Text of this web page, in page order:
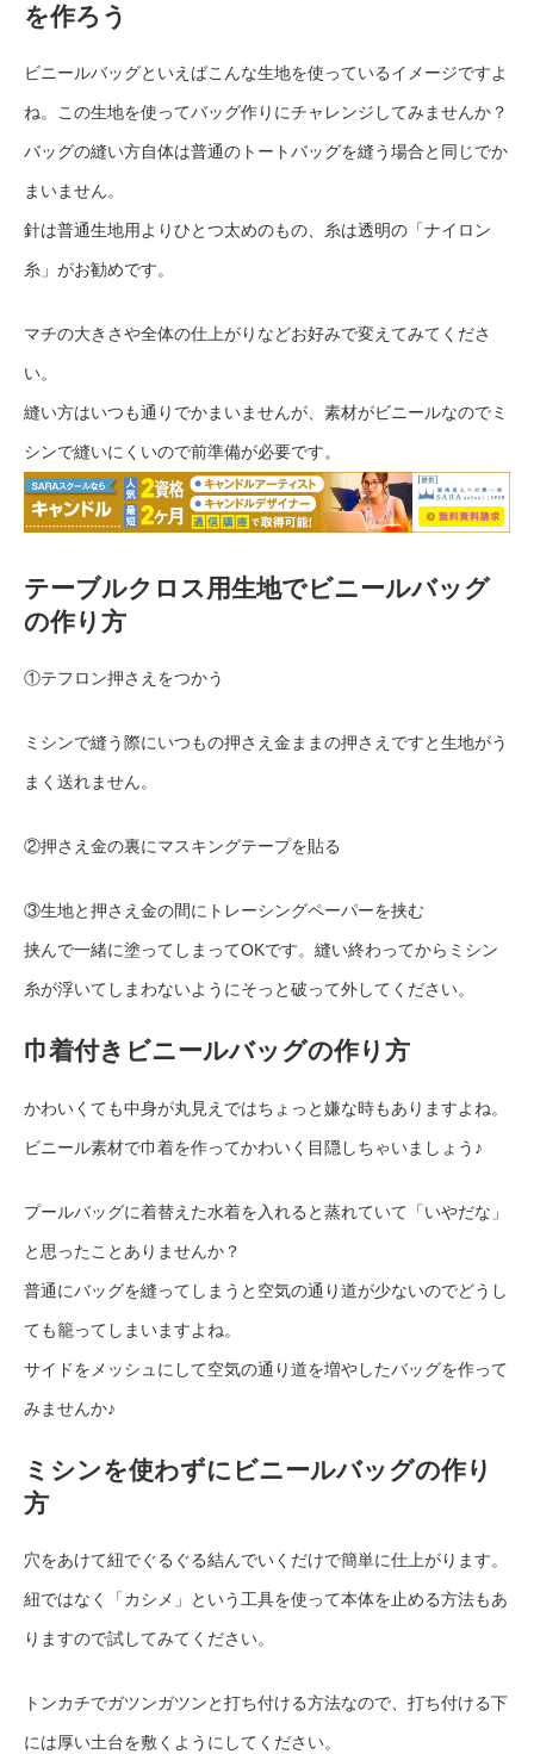
を作ろう
ビニールバッグといえばこんな生地を使っているイメージですよ
ね。この生地を使ってバッグ作りにチャレンジしてみませんか？
バッグの縫い方自体は普通のトートバッグを縫う場合と同じでか
まいません。
針は普通生地用よりひとつ太めのもの、糸は透明の「ナイロン
糸」がお勧めです。
マチの大きさや全体の仕上がりなどお好みで変えてみてくださ
い。
縫い方はいつも通りでかまいませんが、素材がビニールなのでミ
シンで縫いにくいので前準備が必要です。
テーブルクロス用生地でビニールバッグ
の作り方
①テフロン押さえをつかう
ミシンで縫う際にいつもの押さえ金ままの押さえですと生地がう
まく送れません。
②押さえ金の裏にマスキングテープを貼る
③生地と押さえ金の間にトレーシングペーパーを挟む
挟んで一緒に塗ってしまってOKです。縫い終わってからミシン
糸が浮いてしまわないようにそっと破って外してください。
巾着付きビニールバッグの作り方
かわいくても中身が丸見えではちょっと嫌な時もありますよね。
ビニール素材で巾着を作ってかわいく目隠しちゃいましょう♪
プールバッグに着替えた水着を入れると蒸れていて「いやだな」
と思ったことありませんか？
普通にバッグを縫ってしまうと空気の通り道が少ないのでどうし
ても籠ってしまいますよね。
サイドをメッシュにして空気の通り道を増やしたバッグを作って
みませんか♪
ミシンを使わずにビニールバッグの作り
方
穴をあけて紐でぐるぐる結んでいくだけで簡単に仕上がります。
紐ではなく「カシメ」という工具を使って本体を止める方法もあ
りますので試してみてください。
トンカチでガツンガツンと打ち付ける方法なので、打ち付ける下
には厚い土台を敷くようにしてください。